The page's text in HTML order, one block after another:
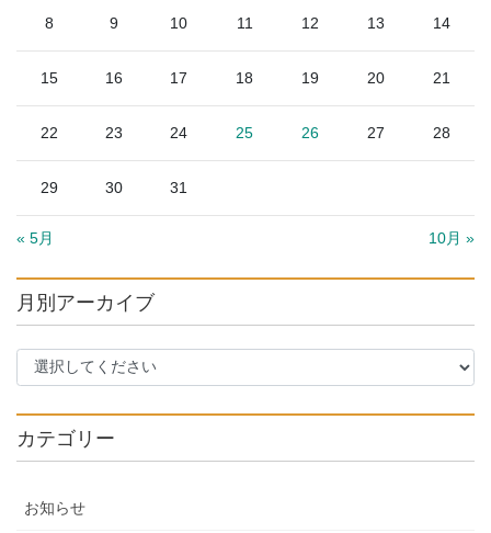
8 9 10 11 12 13 14
15 16 17 18 19 20 21
22 23 24 25 26 27 28
29 30 31
« 5月 10月 »
月別アーカイブ
カテゴリー
お知らせ